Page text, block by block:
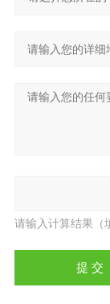
请输入计算结果（